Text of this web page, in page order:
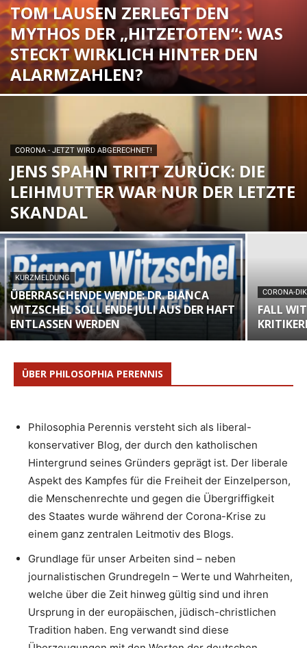
TOM LAUSEN ZERLEGT DEN
MYTHOS DER „HITZETOTEN“: WAS
STECKT WIRKLICH HINTER DEN
ALARMZAHLEN?
CORONA - JETZT WIRD ABGERECHNET!
JENS SPAHN TRITT ZURÜCK: DIE
LEIHMUTTER WAR NUR DER LETZTE
SKANDAL
KURZMELDUNG
ÜBERRASCHENDE WENDE: DR. BIANCA
WITZSCHEL SOLL ENDE JULI AUS DER HAFT
ENTLASSEN WERDEN
CORONA-
FALL
ÜBER PHILOSOPHIA PERENNIS
Philosophia Perennis versteht sich als liberal-
konservativer Blog, der durch den katholischen
Hintergrund seines Gründers geprägt ist. Der liberale
Aspekt des Kampfes für die Freiheit der Einzelperson,
die Menschenrechte und gegen die Übergriffigkeit
des Staates wurde während der Corona-Krise zu
einem ganz zentralen Leitmotiv des Blogs.
Grundlage für unser Arbeiten sind – neben
journalistischen Grundregeln – Werte und Wahrheiten,
welche über die Zeit hinweg gültig sind und ihren
Ursprung in der europäischen, jüdisch-christlichen
Tradition haben. Eng verwandt sind diese